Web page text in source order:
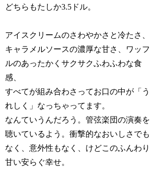
どちらもたしか3.5ドル。
アイスクリームのさわやかさと冷たさ、
キャラメルソースの濃厚な甘さ、ワッフ
ルのあったかくサクサクふわふわな食
感、
すべてが組み合わさってお口の中が「う
れしく」なっちゃってます。
なんていうんだろう。管弦楽団の演奏を
聴いているよう。衝撃的なおいしさでも
なく、意外性もなく、けどこのふんわり
甘い安らぐ幸せ。